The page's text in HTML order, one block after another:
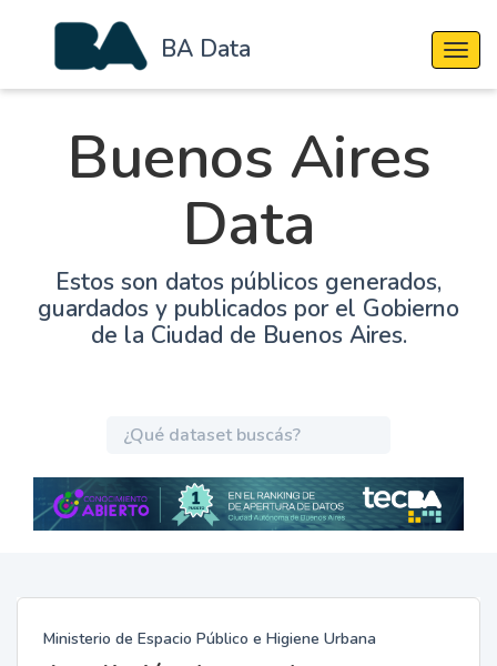
BA Data
Buenos Aires
Data
Estos son datos públicos generados,
guardados y publicados por el Gobierno
de la Ciudad de Buenos Aires.
Ministerio de Espacio Público e Higiene Urbana